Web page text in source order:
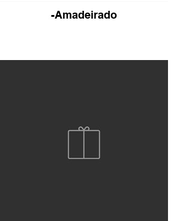
-Amadeirado